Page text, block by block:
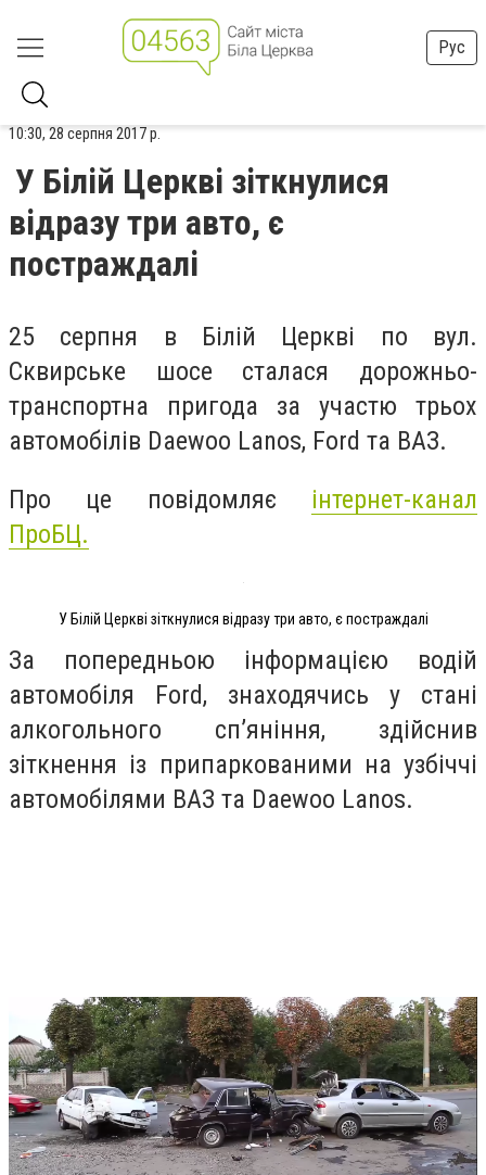
Рус
10:30, 28 серпня 2017 р.
У Білій Церкві зіткнулися
відразу три авто, є
постраждалі
25 серпня в Білій Церкві по вул.
Сквирське шосе сталася дорожньо-
транспортна пригода за участю трьох
автомобілів Daewoo Lanos, Ford та ВАЗ.
Про це повідомляє інтернет-канал
ПроБЦ.
У Білій Церкві зіткнулися відразу три авто, є постраждалі
За попередньою інформацією водій
автомобіля Ford, знаходячись у стані
алкогольного сп’яніння, здійснив
зіткнення із припаркованими на узбіччі
автомобілями ВАЗ та Daewoo Lanos.